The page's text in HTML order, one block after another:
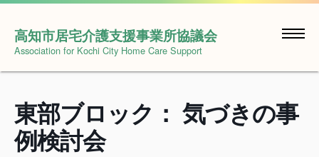
Skip
content
高知市居宅介護支援事業所協議会
Association for Kochi City Home Care Support
東部ブロック： 気づきの事
例検討会